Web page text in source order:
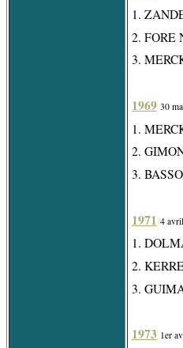
1.
2. FORE
3.
1969 30
1.
2.
3.
1971 4 avril
1.
2.
3.
1973 1er